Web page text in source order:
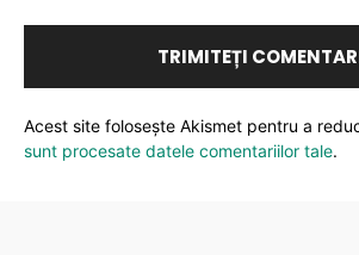
Acest site folosește Akismet pentru a
sunt procesate datele comentariilor tale.